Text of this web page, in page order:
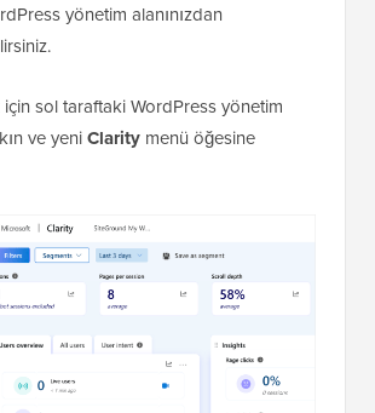
yönetim alanınızdan
sol taraftaki WordPress yönetim
ve yeniClarity menü öğesine